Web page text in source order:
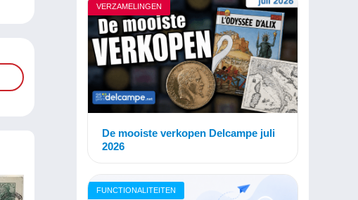
VERZAMELINGEN
De mooiste verkopen Delcampe juli
2026
FUNCTIONALITEITEN